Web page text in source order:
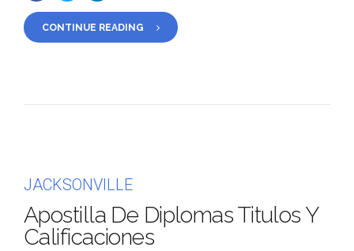
CONTINUE READING
JACKSONVILLE
Apostilla De Diplomas Titulos Y
Calificaciones